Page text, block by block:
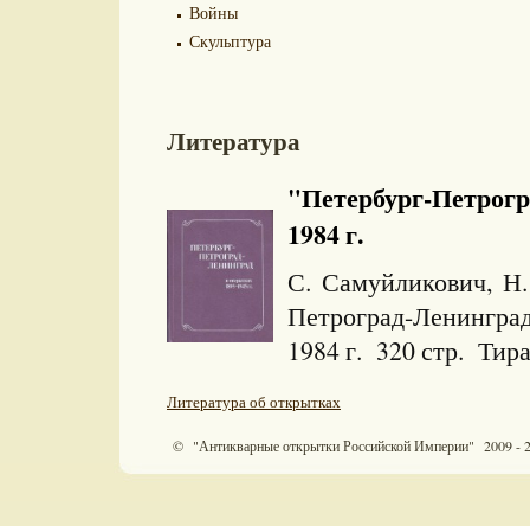
Войны
Скульптура
Литература
"Петербург-
1984 г.
С. Самуйликович,
Петроград-
1984 г. 320 стр.
Литература об открытках
© "Антикварные открытки Российской Империи" 2009 -